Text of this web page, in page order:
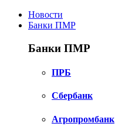
Новости
Банки ПМР
Банки ПМР
ПРБ
Сбербанк
Агропромбанк